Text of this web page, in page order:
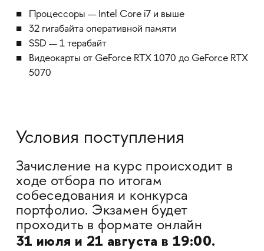
Процессоры — Intel Core i7 и выше
32 гигабайта оперативной памяти
SSD — 1 терабайт
Видеокарты от GeForce RTX 1070 до GeForce RTX
5070
Условия поступления
Зачисление на курс происходит в
ходе отбора по итогам
собеседования и конкурса
портфолио. Экзамен будет
проходить в формате онлайн
31 июля и 21 августа в 19:00.